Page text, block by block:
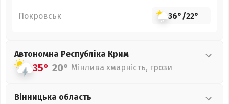
Покровськ 36°/22°
Автономна Республіка Крим
35° 20° Мінлива хмарність, грози
Вінницька область